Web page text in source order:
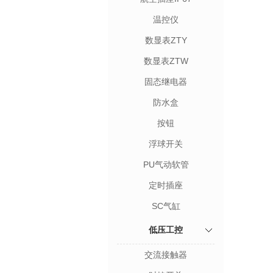
温控仪
数显表ZTY
数显表ZTW
固态继电器
防水盒
按钮
浮球开关
PU气动软管
定时插座
SC气缸
低压工控
交流接触器